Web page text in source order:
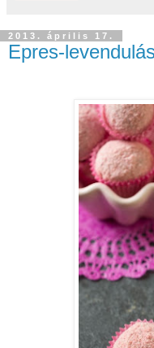
2013. április 17.
Epres-